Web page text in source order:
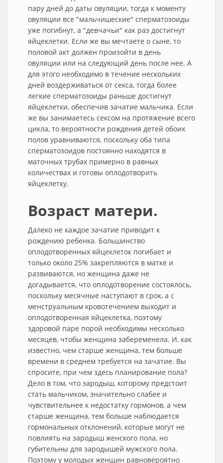
пару дней до даты овуляции, тогда к моменту
овуляции все "мальчишеские" сперматозоиды
уже погибнут, а "девчачьи" как раз достигнут
яйцеклетки. Если же вы мечтаете о сыне, то
половой акт должен произойти в день
овуляции или на следующий день после нее. А
для этого необходимо в течение нескольких
дней воздерживаться от секса, тогда более
легкие сперматозоиды раньше достигнут
яйцеклетки, обеспечив зачатие мальчика. Если
же вы занимаетесь сексом на протяжение всего
цикла, то вероятности рождения детей обоих
полов уравниваются, поскольку оба типа
сперматозоидов постоянно находятся в
маточных трубах примерно в равных
количествах и готовы оплодотворить
яйцеклетку.
Возраст матери.
Далеко не каждое зачатие приводит к
рождению ребенка. Большинство
оплодотворенных яйцеклеток погибает и
только около 25% закрепляются в матке и
развиваются, но женщина даже не
догадывается, что оплодотворение состоялось,
поскольку месячные наступают в срок, а с
менструальным кровотечением выходит и
оплодотворенная яйцеклетка, поэтому
здоровой паре порой необходимы несколько
месяцев, чтобы женщина забеременела. И, как
известно, чем старше женщина, тем больше
времени в среднем требуется на зачатие. Вы
спросите, при чем здесь планирование пола?
Дело в том, что зародыш, которому предстоит
стать мальчиком, значительно слабее и
чувствительнее к недостатку гормонов, а чем
старше женщина, тем больше наблюдается
гормональных отклонений, которые могут не
повлиять на зародыш женского пола, но
губительны для зародышей мужского пола.
Поэтому у молодых женщин равновероятно